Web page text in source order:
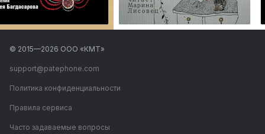
© 2015—2026 ООО «КМТ»
support@patephone.com
Политика конфиденциальности
Правила сервиса
Часто задаваемые вопросы